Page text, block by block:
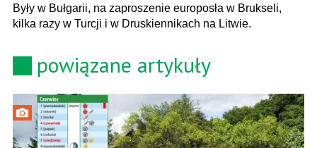
Były w Bułgarii, na zaproszenie europosła w Brukseli,
kilka razy w Turcji i w Druskiennikach na Litwie.
powiązane artykuły